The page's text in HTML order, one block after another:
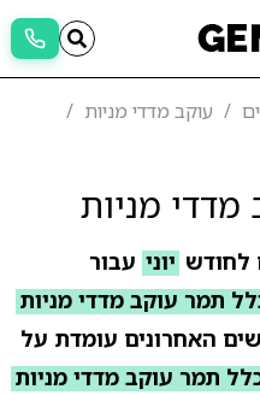
עוקב מדדי מניות
מניות
לחודש יוני עבור
תמר עוקב מדדי מניות
תמר עוקב מדדי מניות